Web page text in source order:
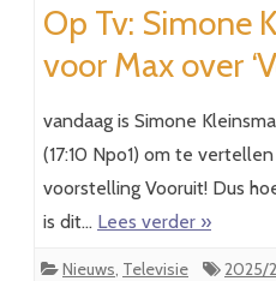
Op Tv: Simone
voor Max over
vandaag is Simone
(17:10 Npo1) om te
voorstelling Vooruit! Dus
is dit… Lees verder »
Nieuws, Televisie 2025/